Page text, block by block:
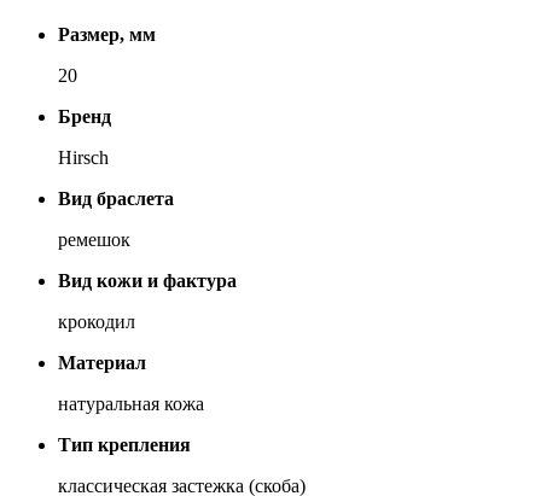
Размер, мм
20
Бренд
Hirsch
Вид браслета
ремешок
Вид кожи и фактура
крокодил
Материал
натуральная кожа
Тип крепления
классическая застежка (скоба)